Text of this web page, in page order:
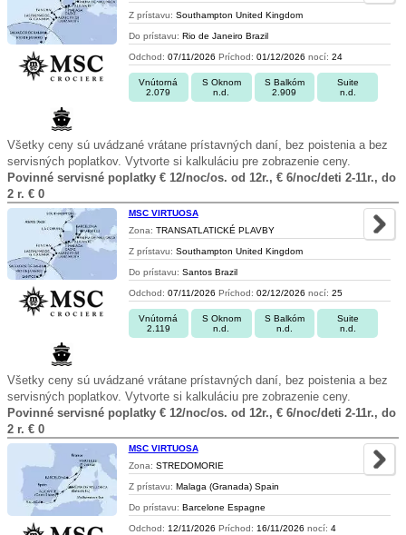
Z prístavu: Southampton United Kingdom
Do prístavu: Rio de Janeiro Brazil
Odchod: 07/11/2026 Príchod: 01/12/2026 nocí: 24
Vnútorná
2.079
S Oknom
n.d.
S Balkóm
2.909
Suite
n.d.
Všetky ceny sú uvádzané vrátane prístavných daní, bez poistenia a bez
servisných poplatkov. Vytvorte si kalkuláciu pre zobrazenie ceny.
Povinné servisné poplatky € 12/noc/os. od 12r., € 6/noc/deti 2-11r., do
2 r. € 0
MSC VIRTUOSA
Zona: TRANSATLATICKÉ PLAVBY
Z prístavu: Southampton United Kingdom
Do prístavu: Santos Brazil
Odchod: 07/11/2026 Príchod: 02/12/2026 nocí: 25
Vnútorná
2.119
S Oknom
n.d.
S Balkóm
n.d.
Suite
n.d.
Všetky ceny sú uvádzané vrátane prístavných daní, bez poistenia a bez
servisných poplatkov. Vytvorte si kalkuláciu pre zobrazenie ceny.
Povinné servisné poplatky € 12/noc/os. od 12r., € 6/noc/deti 2-11r., do
2 r. € 0
MSC VIRTUOSA
Zona: STREDOMORIE
Z prístavu: Malaga (Granada) Spain
Do prístavu: Barcelone Espagne
Odchod: 12/11/2026 Príchod: 16/11/2026 nocí: 4